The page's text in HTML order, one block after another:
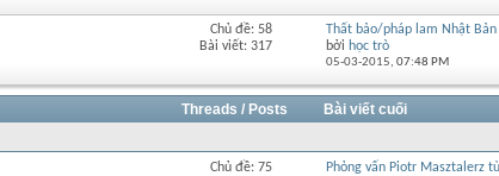
Chủ đề: 58
Bài viết: 317
Thất bảo/pháp lam Nhật Bản
bởi học trò
05-03-2015, 07:48 PM
Threads / Posts
Bài viết cuối
Chủ đề: 75
Phỏng vấn Piotr Masztalerz